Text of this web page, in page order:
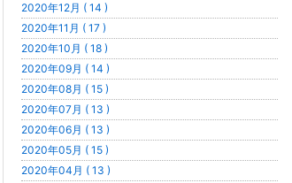
2020年12月 ( 14 )
2020年11月 ( 17 )
2020年10月 ( 18 )
2020年09月 ( 14 )
2020年08月 ( 15 )
2020年07月 ( 13 )
2020年06月 ( 13 )
2020年05月 ( 15 )
2020年04月 ( 13 )